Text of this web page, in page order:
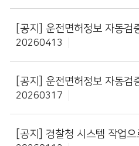
[공지] 운전면허정보 자동검
20260413
[공지] 운전면허정보 자동검
20260317
[공지] 경찰청 시스템 작업